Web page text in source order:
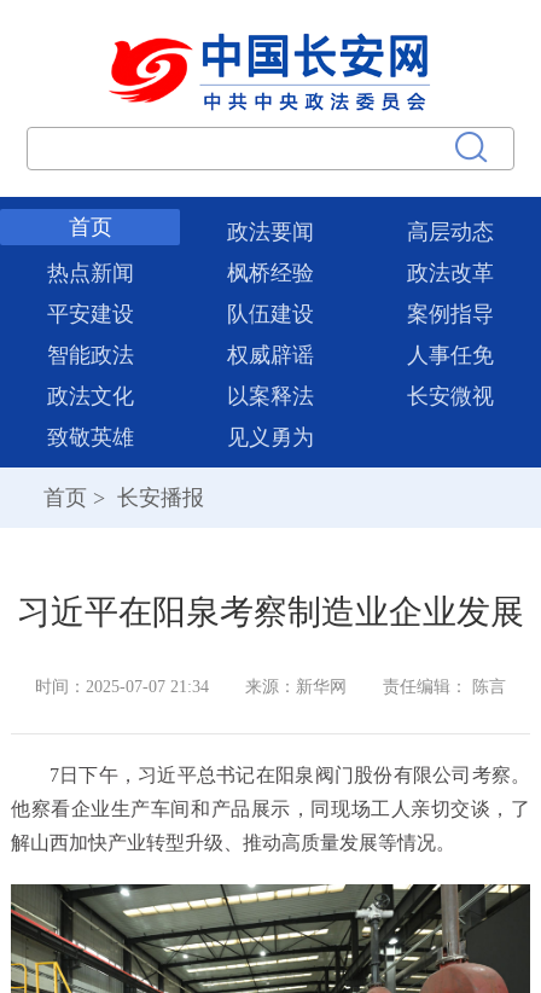
首页 政法要闻
高层动态
热点新闻
枫桥经验
政法改革
平安建设
队伍建设
案例指导
智能政法
权威辟谣
人事任免
政法文化
以案释法
长安微视
致敬英雄
见义勇为
首页 > 长安播报
习近平在阳泉考察制造业企业发展
时间：2025-07-07 21:34 来源：新华网 责任编辑： 陈言
7日下午，习近平总书记在阳泉阀门股份有限公司考察。
他察看企业生产车间和产品展示，同现场工人亲切交谈，了
解山西加快产业转型升级、推动高质量发展等情况。